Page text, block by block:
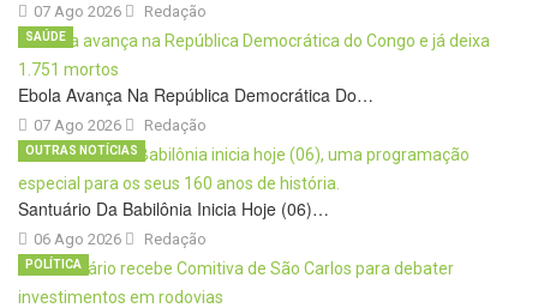
07 Ago 2026 Redação
Ebola Avança Na República Democrática Do…
07 Ago 2026
SAÚDE
Redação
Santuário Da Babilônia Inicia Hoje (06)…
06 Ago 2026
OUTRAS NOTÍCIAS
Redação
POLÍTICA